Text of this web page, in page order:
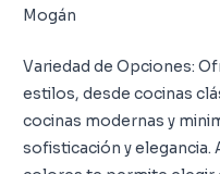
Mogán
Variedad de Opciones:
estilos, desde cocinas
cocinas modernas y
sofisticación y elegancia.